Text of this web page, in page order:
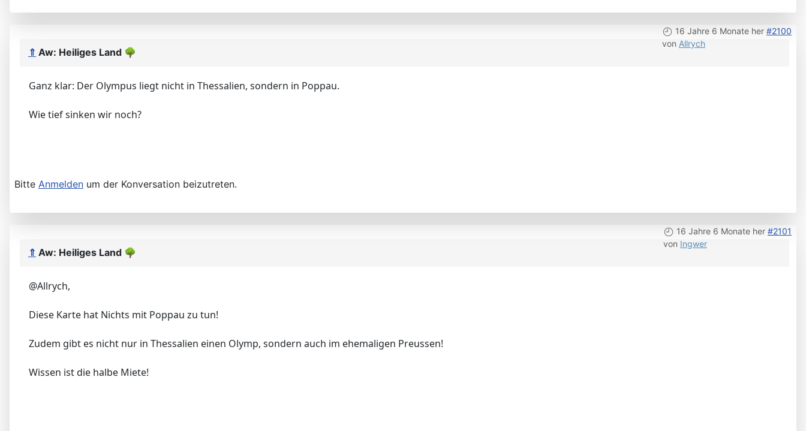
16 Jahre 6 Monate her #2100
von Allrych
⇑ Aw: Heiliges Land 🌳
Ganz klar: Der Olympus liegt nicht in Thessalien, sondern in Poppau.
Wie tief sinken wir noch?
Bitte Anmelden um der Konversation beizutreten.
16 Jahre 6 Monate her #2101
von Ingwer
⇑ Aw: Heiliges Land 🌳
@Allrych,
Diese Karte hat Nichts mit Poppau zu tun!
Zudem gibt es nicht nur in Thessalien einen Olymp, sondern auch im ehemaligen Preussen!
Wissen ist die halbe Miete!